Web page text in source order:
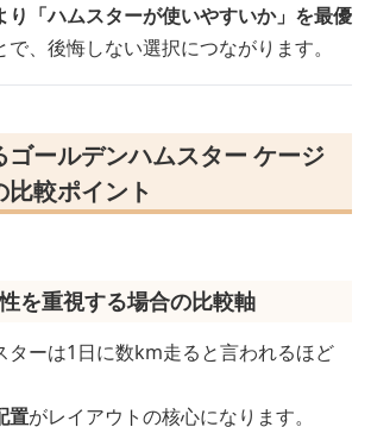
り「ハムスターが使いやすいか」を最優
で、後悔しない選択につながります。
ゴールデンハムスター ケージ
比較ポイント
を重視する場合の比較軸
ターは1日に数km走ると言われるほど
置がレイアウトの核心になります。